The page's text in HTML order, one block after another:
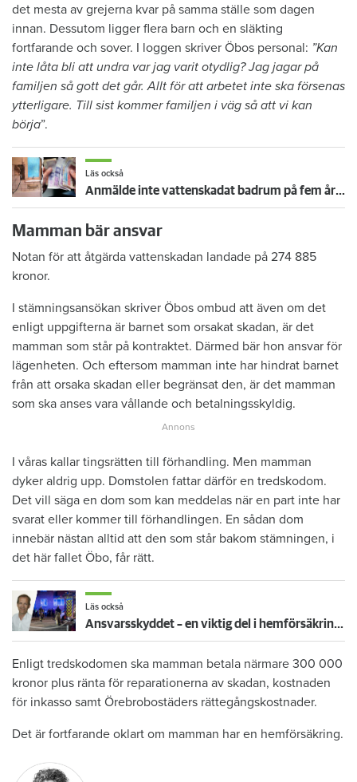
det mesta av grejerna kvar på samma ställe som dagen
innan. Dessutom ligger flera barn och en släkting
fortfarande och sover. I loggen skriver Öbos personal: ”Kan
inte låta bli att undra var jag varit otydlig? Jag jagar på
familjen så gott det går. Allt för att arbetet inte ska försenas
ytterligare. Till sist kommer familjen i väg så att vi kan
börja”.
Läs också
Anmälde inte vattenskadat badrum på fem år – krävs på 125 000 kronor
Mamman bär ansvar
Notan för att åtgärda vattenskadan landade på 274 885
kronor.
I stämningsansökan skriver Öbos ombud att även om det
enligt uppgifterna är barnet som orsakat skadan, är det
mamman som står på kontraktet. Därmed bär hon ansvar för
lägenheten. Och eftersom mamman inte har hindrat barnet
från att orsaka skadan eller begränsat den, är det mamman
som ska anses vara vållande och betalningsskyldig.
I våras kallar tingsrätten till förhandling. Men mamman
dyker aldrig upp. Domstolen fattar därför en tredskodom.
Det vill säga en dom som kan meddelas när en part inte har
svarat eller kommer till förhandlingen. En sådan dom
innebär nästan alltid att den som står bakom stämningen, i
det här fallet Öbo, får rätt.
Läs också
Ansvarsskyddet – en viktig del i hemförsäkringen
Enligt tredskodomen ska mamman betala närmare 300 000
kronor plus ränta för reparationerna av skadan, kostnaden
för inkasso samt Örebrobostäders rättegångskostnader.
Det är fortfarande oklart om mamman har en hemförsäkring.